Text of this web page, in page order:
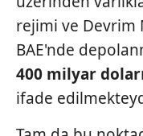
rejimi ve Devrim
BAE'nde
400 milyar dolar
ifade